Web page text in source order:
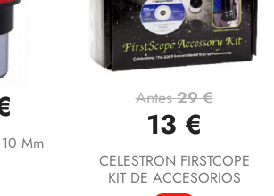
Mm
Antes29 €
13 €
CELESTRON FIRSTCOPE
KIT DE ACCESORIOS